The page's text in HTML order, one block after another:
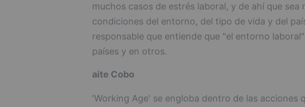
muchos casos de estrés laboral, y de ahí que sea
condiciones del entorno, del tipo de vida y del
responsable que entiende que "el entorno
países y en otros.
aite Cobo
'Working Age' se engloba dentro de las acciones